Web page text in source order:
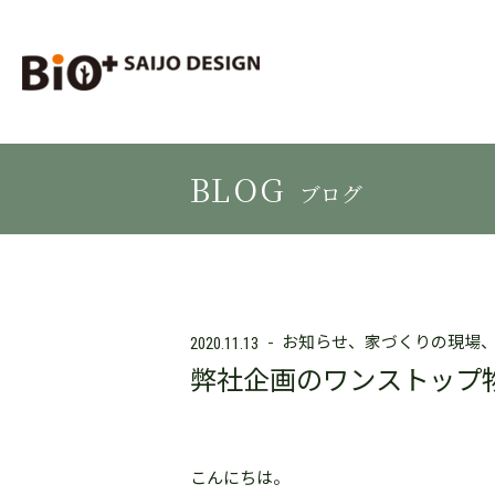
BLOG ブログ
2020.11.13 お知らせ 家づくりの現場
弊社企画のワンストッ
こんにちは。